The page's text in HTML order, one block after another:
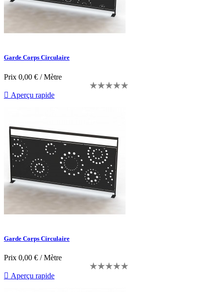
Garde Corps Circulaire
Prix 0,00 € / Mètre
 Aperçu rapide
Garde Corps Circulaire
Prix 0,00 € / Mètre
 Aperçu rapide